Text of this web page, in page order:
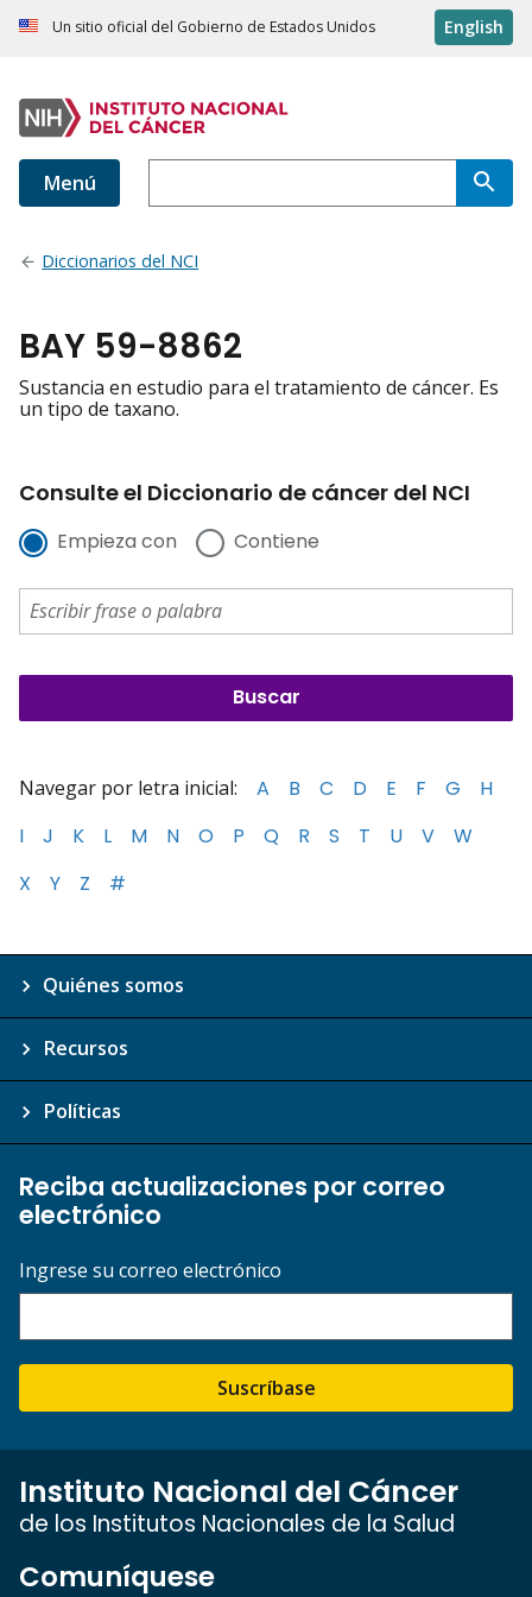
Un sitio oficial del Gobierno de Estados Unidos English
Menú
Diccionarios del NCI
BAY 59-8862
Sustancia en estudio para el tratamiento de cáncer. Es
un tipo de taxano.
Consulte el Diccionario de cáncer del NCI
Empieza con Contiene
Navegar por letra inicial: A B C D E F G
H
I
J K L M N O P Q R S T U V
W
X
Y Z #
Quiénes somos
Recursos
Políticas
Reciba actualizaciones por correo
electrónico
Ingrese su correo electrónico
Suscríbase
Instituto Nacional del Cáncer
de los Institutos Nacionales de la Salud
Comuníquese